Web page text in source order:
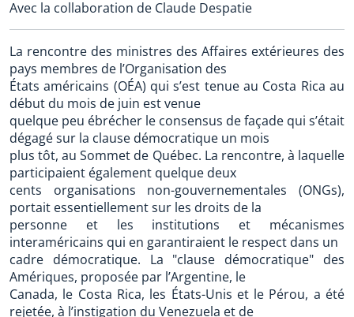
Avec la collaboration de Claude Despatie
La rencontre des ministres des Affaires extérieures des
pays membres de l’Organisation des
États américains (OÉA) qui s’est tenue au Costa Rica au
début du mois de juin est venue
quelque peu ébrécher le consensus de façade qui s’était
dégagé sur la clause démocratique un mois
plus tôt, au Sommet de Québec. La rencontre, à laquelle
participaient également quelque deux
cents organisations non-gouvernementales (ONGs),
portait essentiellement sur les droits de la
personne et les institutions et mécanismes
interaméricains qui en garantiraient le respect dans un
cadre démocratique. La "clause démocratique" des
Amériques, proposée par l’Argentine, le
Canada, le Costa Rica, les États-Unis et le Pérou, a été
rejetée, à l’instigation du Venezuela et de